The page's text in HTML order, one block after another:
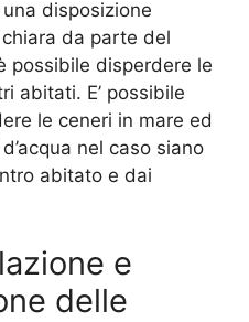
disposizione
da parte del
possibile disperdere le
abitati. E’ possibile
le ceneri in mare ed
nel caso siano
abitato e dai
e
delle